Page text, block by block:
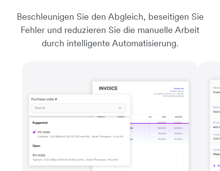
Beschleunigen Sie den Abgleich, beseitigen Sie
Fehler und reduzieren Sie die manuelle Arbeit
durch intelligente Automatisierung.